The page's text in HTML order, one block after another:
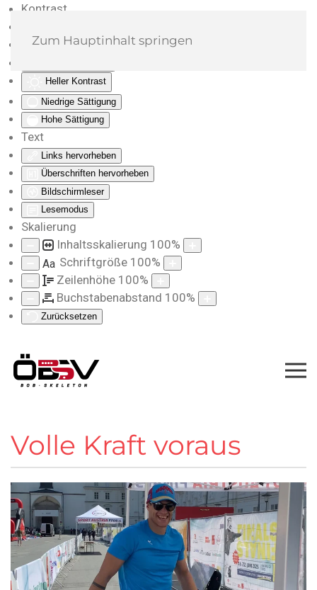
Kontrast
Monochrom
Heller Kontrast
Niedrige Sättigung
Hohe Sättigung
Text
Links hervorheben
Überschriften hervorheben
Bildschirmleser
Lesemodus
Skalierung
Inhaltsskalierung 100%
Aa Schriftgröße 100%
Zeilenhöhe 100%
Buchstabenabstand 100%
Zurücksetzen
Zum Hauptinhalt springen
Volle Kraft voraus